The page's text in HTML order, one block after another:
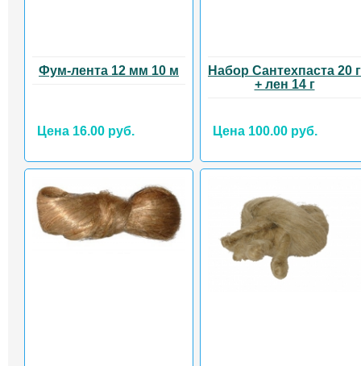
Фум-лента 12 мм 10 м
Цена 16.00 руб.
Набор Сантехпаста 20 г
+ лен 14 г
Цена 100.00 руб.